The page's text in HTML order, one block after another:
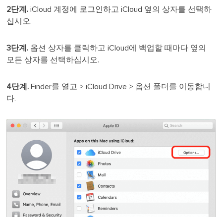
2단계. iCloud 계정에 로그인하고 iCloud 옆의 상자를 선택하
십시오.
3단계. 옵션 상자를 클릭하고 iCloud에 백업할 때마다 옆의
모든 상자를 선택하십시오.
4단계. Finder를 열고 > iCloud Drive > 옵션 폴더를 이동합니
다.